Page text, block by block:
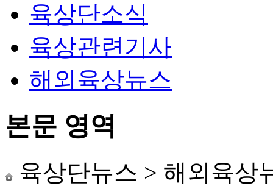
육상단소식
육상관련기사
해외육상뉴스
본문 영역
육상단뉴스 > 해외육상